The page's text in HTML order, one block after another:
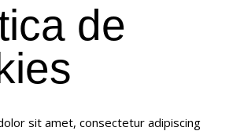
de
sit amet, consectetur adipiscing